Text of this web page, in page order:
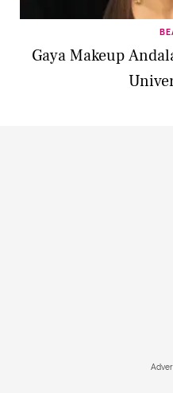
Gaya Makeup